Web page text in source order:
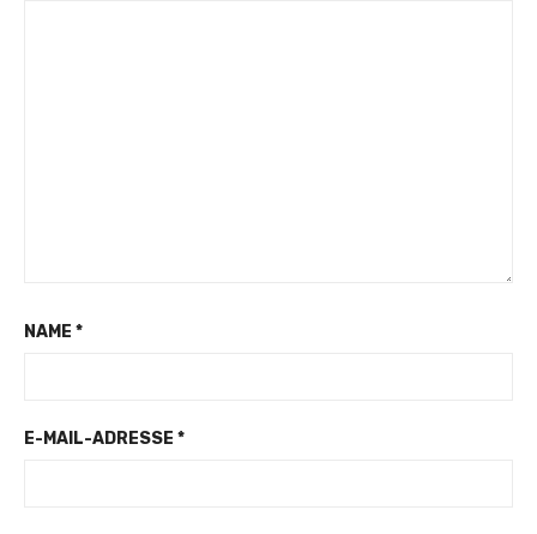
NAME *
E-MAIL-ADRESSE *